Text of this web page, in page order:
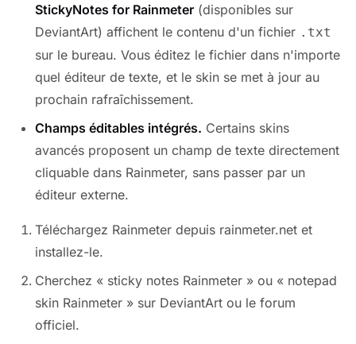
StickyNotes for Rainmeter (disponibles sur
DeviantArt) affichent le contenu d'un fichier .txt
sur le bureau. Vous éditez le fichier dans n'importe
quel éditeur de texte, et le skin se met à jour au
prochain rafraîchissement.
Champs éditables intégrés. Certains skins
avancés proposent un champ de texte directement
cliquable dans Rainmeter, sans passer par un
éditeur externe.
Téléchargez Rainmeter depuis rainmeter.net et
installez-le.
Cherchez « sticky notes Rainmeter » ou « notepad
skin Rainmeter » sur DeviantArt ou le forum
officiel.